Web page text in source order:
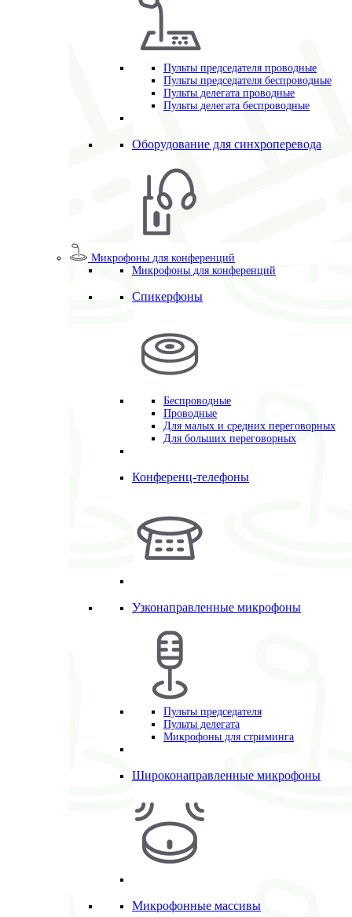
Пульты председателя проводные
Пульты председателя беспроводные
Пульты делегата проводные
Пульты делегата беспроводные
Оборудование для синхроперевода
Микрофоны для конференций
Микрофоны для конференций
Спикерфоны
Беспроводные
Проводные
Для малых и средних переговорных
Для больших переговорных
Конференц-телефоны
Узконаправленные микрофоны
Пульты председателя
Пульты делегата
Микрофоны для стриминга
Широконаправленные микрофоны
Микрофонные массивы